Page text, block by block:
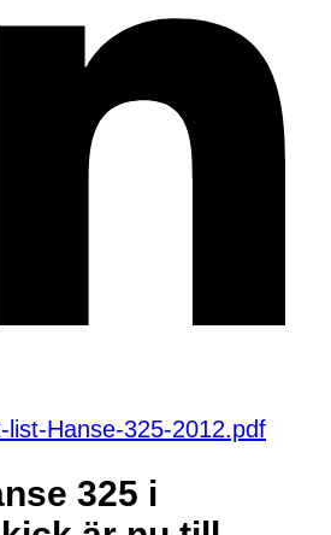
list-Hanse-325-2012.pdf
325 i